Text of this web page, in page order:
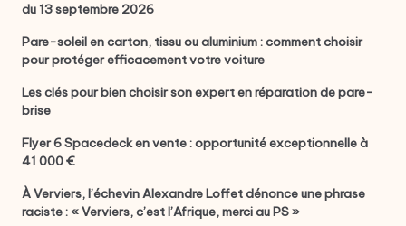
du 13 septembre 2026
Pare-soleil en carton, tissu ou aluminium : comment choisir
pour protéger efficacement votre voiture
Les clés pour bien choisir son expert en réparation de pare-
brise
Flyer 6 Spacedeck en vente : opportunité exceptionnelle à
41 000 €
À Verviers, l’échevin Alexandre Loffet dénonce une phrase
raciste : « Verviers, c’est l’Afrique, merci au PS »